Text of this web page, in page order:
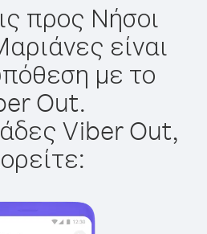
προς Νήσοι
είναι
με το
Out.
Viber Out,